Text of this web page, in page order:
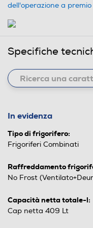
dell'operazione a premio
Specifiche
In evidenza
Tipo di frigorifero:
Frigoriferi Combinati
Raffreddamento
No Frost
Capacità netta totale-l:
Cap netta 409 Lt